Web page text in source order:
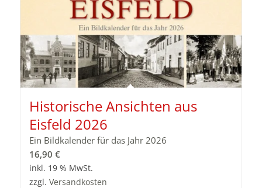
Historische Ansichten aus
Eisfeld 2026
Ein Bildkalender für das Jahr 2026
16,90 €
inkl. 19 % MwSt.
zzgl. Versandkosten